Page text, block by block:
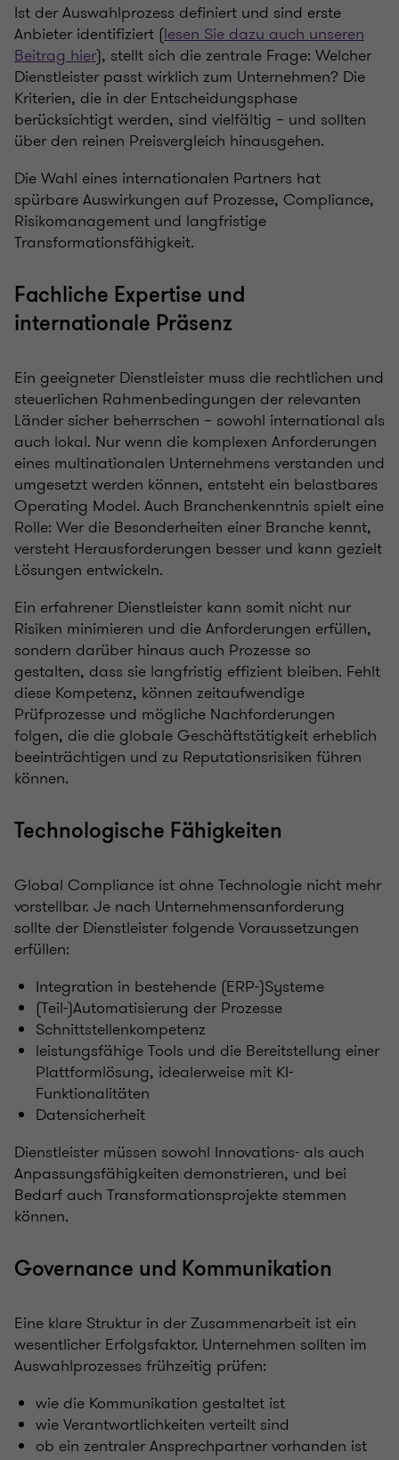
Ist der Auswahlprozess definiert und sind erste
Anbieter identifiziert (lesen Sie dazu auch unseren
Beitrag hier), stellt sich die zentrale Frage: Welcher
Dienstleister passt wirklich zum Unternehmen? Die
Kriterien, die in der Entscheidungsphase
berücksichtigt werden, sind vielfältig – und sollten
über den reinen Preisvergleich hinausgehen.
Die Wahl eines internationalen Partners hat
spürbare Auswirkungen auf Prozesse, Compliance,
Risikomanagement und langfristige
Transformationsfähigkeit.
Fachliche Expertise und
internationale Präsenz
Ein geeigneter Dienstleister muss die rechtlichen und
steuerlichen Rahmenbedingungen der relevanten
Länder sicher beherrschen – sowohl international als
auch lokal. Nur wenn die komplexen Anforderungen
eines multinationalen Unternehmens verstanden und
umgesetzt werden können, entsteht ein belastbares
Operating Model. Auch Branchenkenntnis spielt eine
Rolle: Wer die Besonderheiten einer Branche kennt,
versteht Herausforderungen besser und kann gezielt
Lösungen entwickeln.
Ein erfahrener Dienstleister kann somit nicht nur
Risiken minimieren und die Anforderungen erfüllen,
sondern darüber hinaus auch Prozesse so
gestalten, dass sie langfristig effizient bleiben. Fehlt
diese Kompetenz, können zeitaufwendige
Prüfprozesse und mögliche Nachforderungen
folgen, die die globale Geschäftstätigkeit erheblich
beeinträchtigen und zu Reputationsrisiken führen
können.
Technologische Fähigkeiten
Global Compliance ist ohne Technologie nicht mehr
vorstellbar. Je nach Unternehmensanforderung
sollte der Dienstleister folgende Voraussetzungen
erfüllen:
Integration in bestehende (ERP-)Systeme
(Teil-)Automatisierung der Prozesse
Schnittstellenkompetenz
leistungsfähige Tools und die Bereitstellung einer
Plattformlösung, idealerweise mit KI-
Funktionalitäten
Datensicherheit
Dienstleister müssen sowohl Innovations- als auch
Anpassungsfähigkeiten demonstrieren, und bei
Bedarf auch Transformationsprojekte stemmen
können.
Governance und Kommunikation
Eine klare Struktur in der Zusammenarbeit ist ein
wesentlicher Erfolgsfaktor. Unternehmen sollten im
Auswahlprozesses frühzeitig prüfen:
wie die Kommunikation gestaltet ist
wie Verantwortlichkeiten verteilt sind
ob ein zentraler Ansprechpartner vorhanden ist